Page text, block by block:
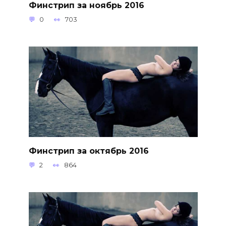
Финстрип за ноябрь 2016
0 703
Финстрип за октябрь 2016
2 864